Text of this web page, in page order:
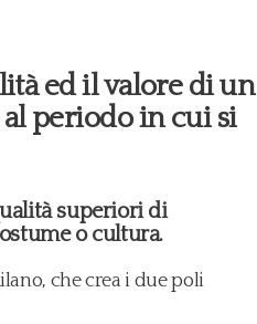
ed il valore di un
periodo in cui si
superiori di
o cultura.
che crea i due poli